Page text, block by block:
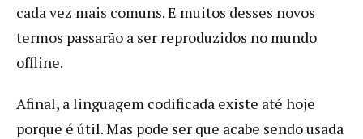
cada vez mais comuns. E muitos desses novos
termos passarão a ser reproduzidos no mundo
offline.
Afinal, a linguagem codificada existe até hoje
porque é útil. Mas pode ser que acabe sendo usada